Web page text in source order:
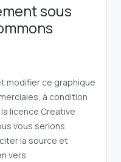
sous
modifier ce graphique
à condition
licence Creative
vous serions
la source et
vers